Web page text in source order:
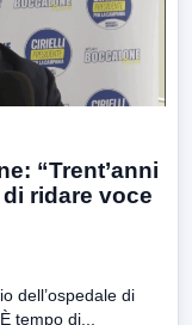
“Trent’anni
ridare voce
dell’ospedale di
tempo di...